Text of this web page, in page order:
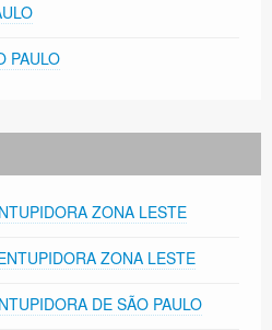
PAULO
ZONA LESTE
ZONA LESTE
DE SÃO PAULO